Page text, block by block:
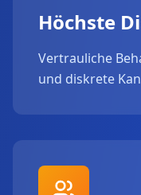
Höchste
Vertrauliche
und diskrete